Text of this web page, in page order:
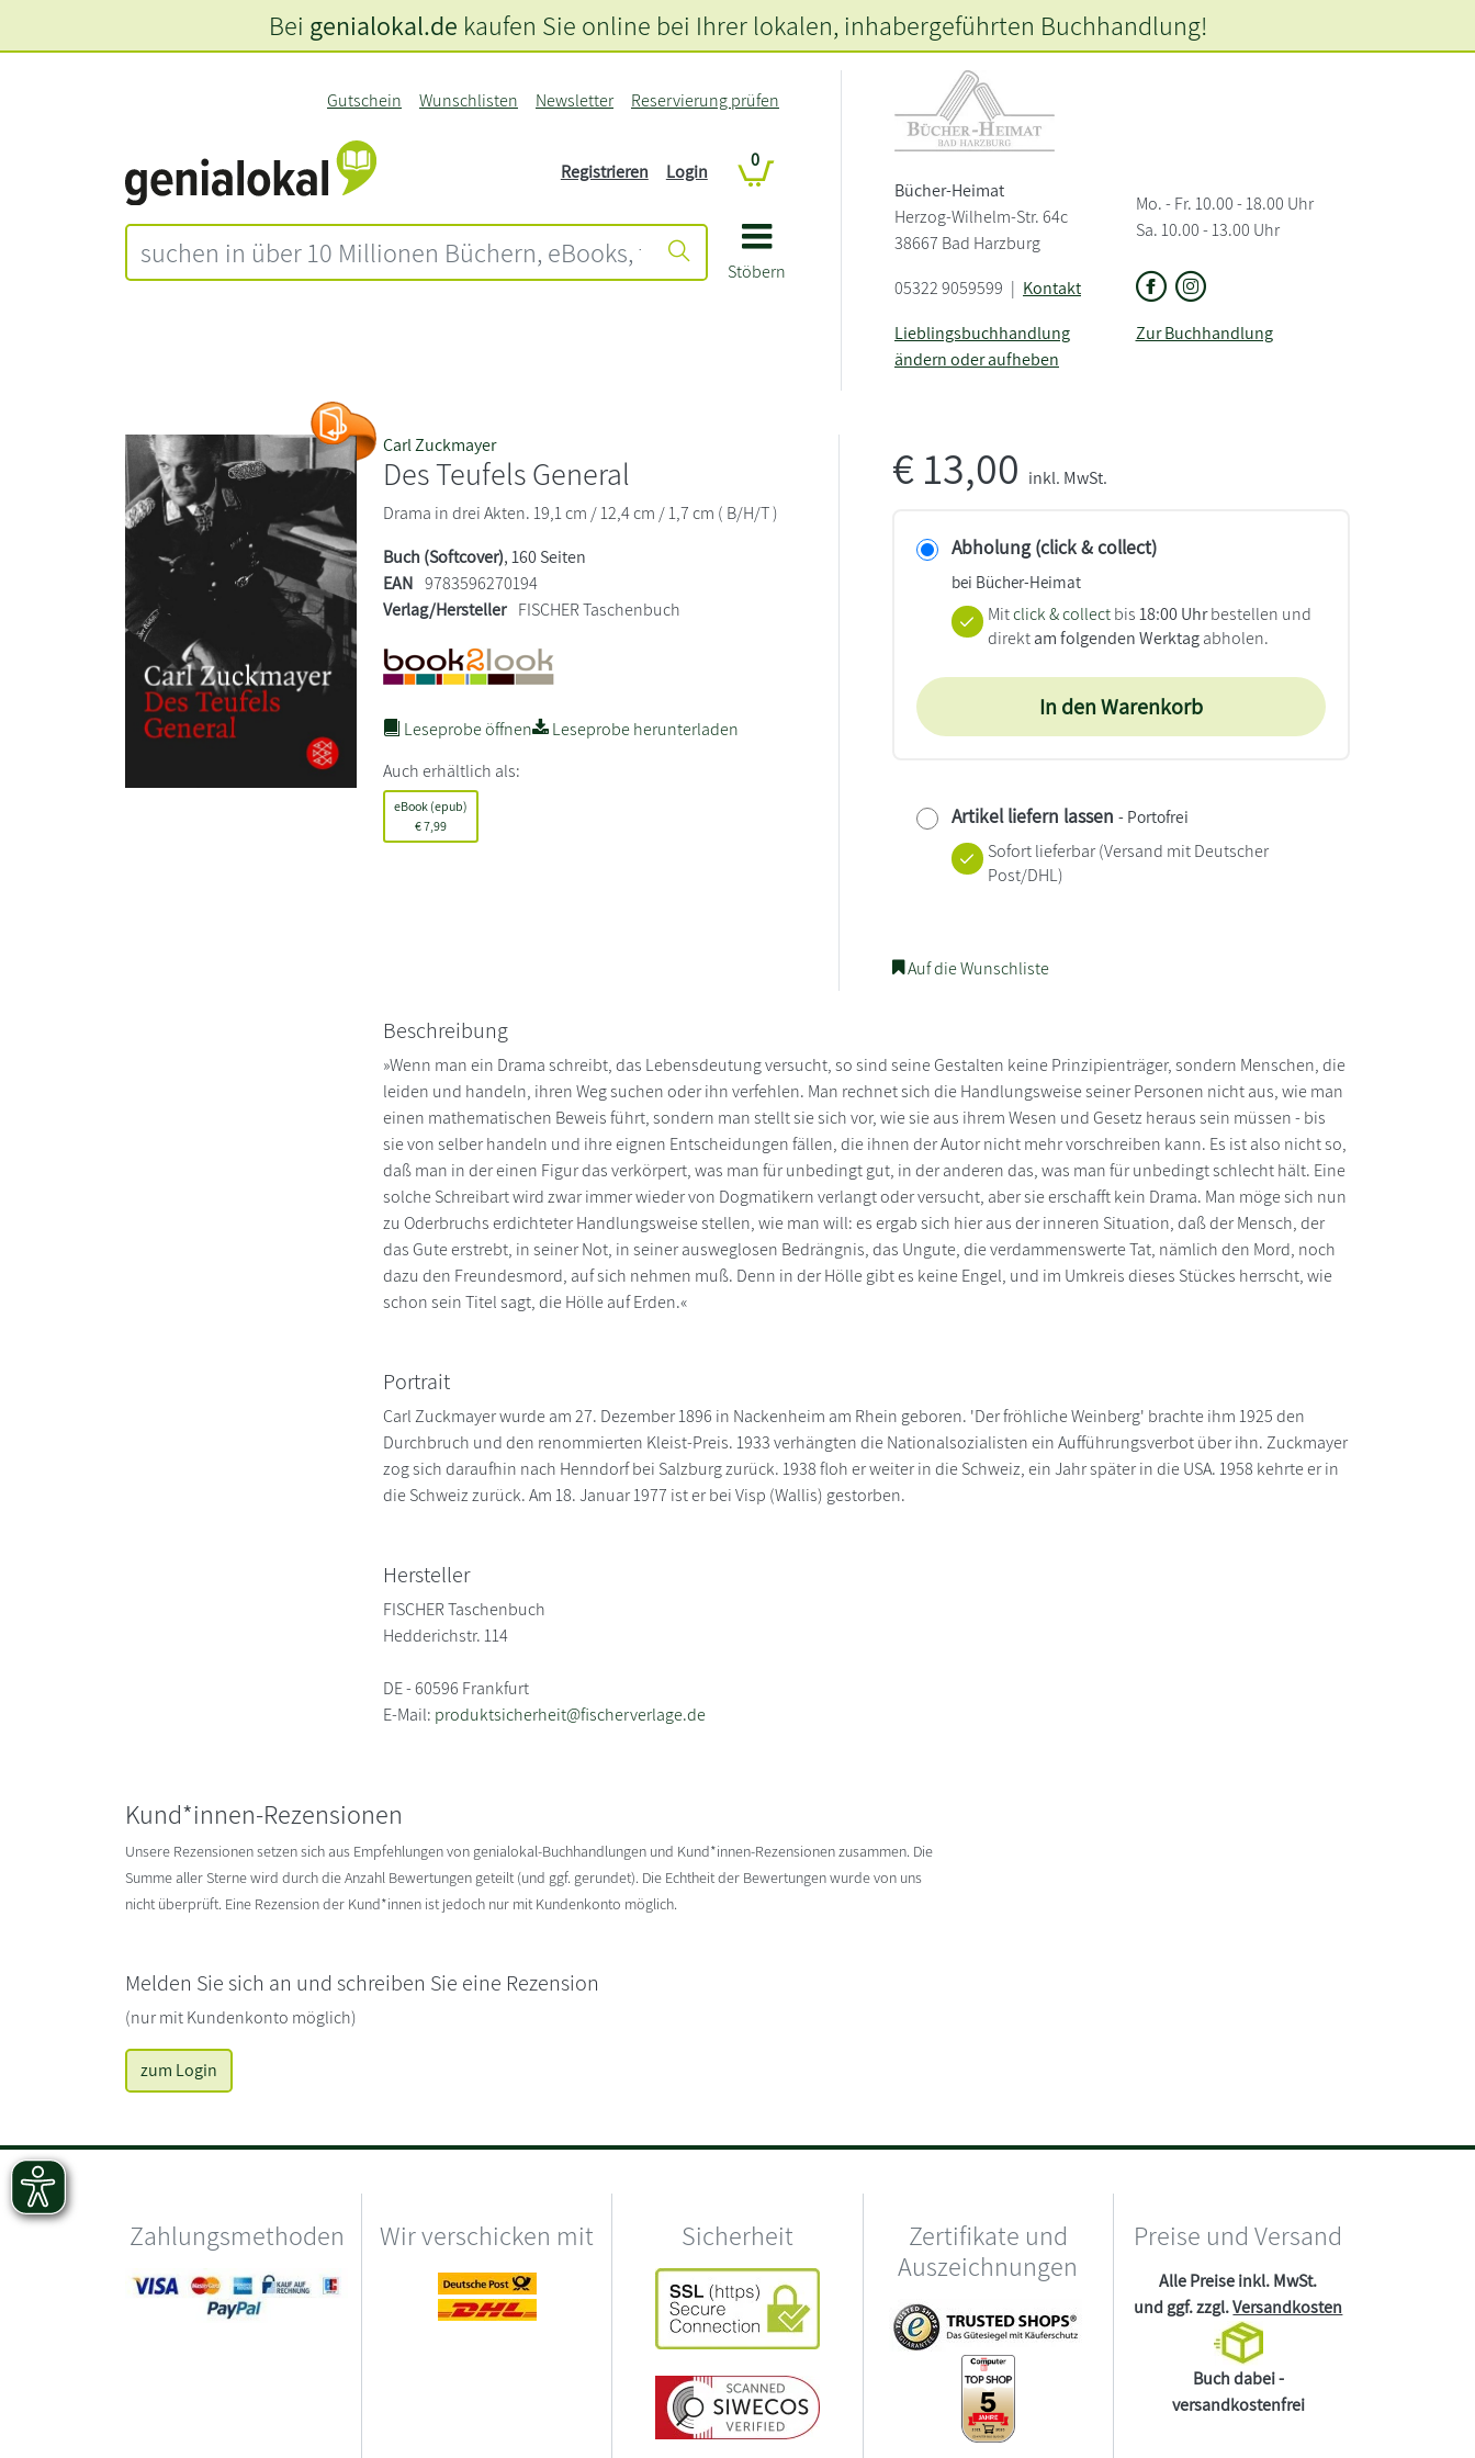
Stöbern
Gutschein Wunschlisten Newsletter Reservierung prüfen
Registrieren Login
0
Bücher-Heimat
Herzog-Wilhelm-Str. 64c
38667 Bad Harzburg
Mo. - Fr. 10.00 - 18.00 Uhr
Sa. 10.00 - 13.00 Uhr
05322 9059599 | Kontakt
Lieblingsbuchhandlung
ändern oder aufheben
Zur Buchhandlung
Bei genialokal.de kaufen Sie online bei Ihrer lokalen, inhabergeführten Buchhandlung!
Carl Zuckmayer
Des Teufels General
Drama in drei Akten. 19,1 cm / 12,4 cm / 1,7 cm ( B/H/T )
Buch (Softcover), 160 Seiten
EAN 9783596270194
Verlag/Hersteller FISCHER Taschenbuch
Leseprobe öffnen
Leseprobe herunterladen
Auch erhältlich als:
eBook (epub)
€7,99
€13,00 inkl. MwSt.
Abholung (click & collect)
bei Bücher-Heimat
Mitclick & collect bis18:00 Uhrbestellen und
direktam folgenden Werktagabholen.
In den Warenkorb
Artikel liefern lassen - Portofrei
Sofort lieferbar(Versand mit Deutscher
Post/DHL)
Auf die Wunschliste
Beschreibung
»Wenn man ein Drama schreibt, das Lebensdeutung versucht, so sind seine Gestalten keine Prinzipienträger, sondern Menschen, die
leiden und handeln, ihren Weg suchen oder ihn verfehlen. Man rechnet sich die Handlungsweise seiner Personen nicht aus, wie man
einen mathematischen Beweis führt, sondern man stellt sie sich vor, wie sie aus ihrem Wesen und Gesetz heraus sein müssen - bis
sie von selber handeln und ihre eignen Entscheidungen fällen, die ihnen der Autor nicht mehr vorschreiben kann. Es ist also nicht so,
daß man in der einen Figur das verkörpert, was man für unbedingt gut, in der anderen das, was man für unbedingt schlecht hält. Eine
solche Schreibart wird zwar immer wieder von Dogmatikern verlangt oder versucht, aber sie erschafft kein Drama. Man möge sich nun
zu Oderbruchs erdichteter Handlungsweise stellen, wie man will: es ergab sich hier aus der inneren Situation, daß der Mensch, der
das Gute erstrebt, in seiner Not, in seiner ausweglosen Bedrängnis, das Ungute, die verdammenswerte Tat, nämlich den Mord, noch
dazu den Freundesmord, auf sich nehmen muß. Denn in der Hölle gibt es keine Engel, und im Umkreis dieses Stückes herrscht, wie
schon sein Titel sagt, die Hölle auf Erden.«
Portrait
Carl Zuckmayer wurde am 27. Dezember 1896 in Nackenheim am Rhein geboren. 'Der fröhliche Weinberg' brachte ihm 1925 den
Durchbruch und den renommierten Kleist-Preis. 1933 verhängten die Nationalsozialisten ein Aufführungsverbot über ihn. Zuckmayer
zog sich daraufhin nach Henndorf bei Salzburg zurück. 1938 floh er weiter in die Schweiz, ein Jahr später in die USA. 1958 kehrte er in
die Schweiz zurück. Am 18. Januar 1977 ist er bei Visp (Wallis) gestorben.
Hersteller
FISCHER Taschenbuch
Hedderichstr. 114
DE - 60596 Frankfurt
E-Mail: produktsicherheit@fischerverlage.de
Kund*innen-Rezensionen
Unsere Rezensionen setzen sich aus Empfehlungen von genialokal-Buchhandlungen und Kund*innen-Rezensionen zusammen. Die
Summe aller Sterne wird durch die Anzahl Bewertungen geteilt (und ggf. gerundet). Die Echtheit der Bewertungen wurde von uns
nicht überprüft. Eine Rezension der Kund*innen ist jedoch nur mit Kundenkonto möglich.
Melden Sie sich an und schreiben Sie eine Rezension
(nur mit Kundenkonto möglich)
zum Login
Zahlungsmethoden Wir verschicken mit Sicherheit
Zertifikate und
Auszeichnungen
Preise und Versand
Alle Preise inkl. MwSt.
und ggf. zzgl.Versandkosten
Buch dabei -
versandkostenfrei